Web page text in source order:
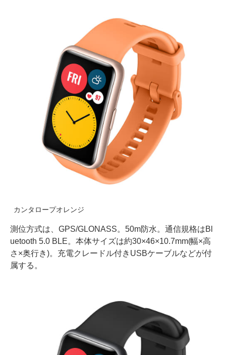
カンタロープオレンジ
測位方式は、GPS/GLONASS。50m防水。通信規格はBl
uetooth 5.0 BLE。本体サイズは約30×46×10.7mm(幅×高
さ×奥行き)。充電クレードル付きUSBケーブルなどが付
属する。